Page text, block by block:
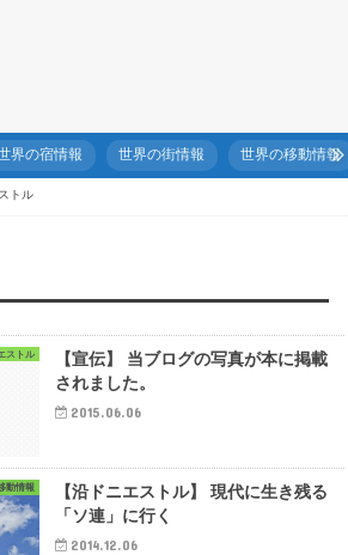
界の宿情報 世界の街情報 世界の移動情報
トル
ストル
【宣伝】 当ブログの写真が本に掲載
されました。
2015.06.06
動情報
【沿ドニエストル】 現代に生き残る
「ソ連」に行く
2014.12.06